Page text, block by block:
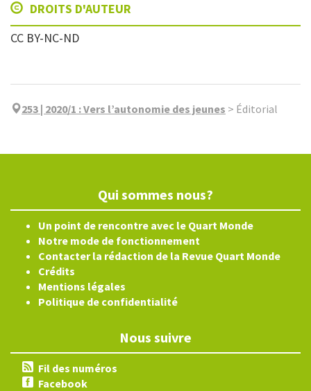
DROITS D'AUTEUR
CC BY-NC-ND
253 | 2020/1 :Vers l’autonomie des jeunes > Éditorial
Qui sommes nous?
Un point de rencontre avec le Quart Monde
Notre mode de fonctionnement
Contacter la rédaction de la Revue Quart Monde
Crédits
Mentions légales
Politique de confidentialité
Nous suivre
Fil des numéros
Facebook